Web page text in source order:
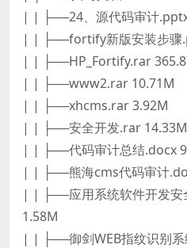
| | ├──24、源代码审计
| | ├──fortify新版安装步骤
| | ├──HP_Fortify.rar
| | ├──www2.rar 10.71M
| | ├──xhcms.rar 3.92M
| | ├──安全开发.rar 14.33M
| | ├──代码审计总结.docx
| | ├──熊海cms代码审计
| | ├──应用系统软件开发安
1.58M
| | ├──御剑WEB指纹识别